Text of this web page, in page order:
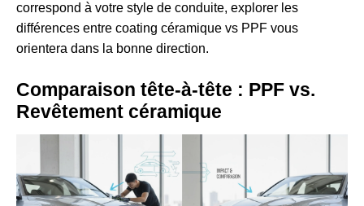
correspond à votre style de conduite, explorer les
différences entre coating céramique vs PPF vous
orientera dans la bonne direction.
Comparaison tête-à-tête : PPF vs.
Revêtement céramique